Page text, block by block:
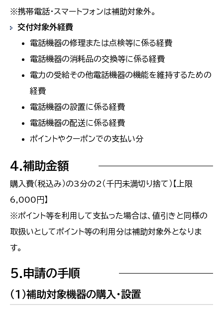
※携帯電話・スマートフォンは補助対象外。
交付対象外経費
電話機器の修理または点検等に係る経費
電話機器の消耗品の交換等に係る経費
電力の受給その他電話機器の機能を維持するための
経費
電話機器の設置に係る経費
電話機器の配送に係る経費
ポイントやクーポンでの支払い分
4.補助金額
購入費（税込み）の3分の2（千円未満切り捨て）【上限
6,000円】
※ポイント等を利用して支払った場合は、値引きと同様の
取扱いとしてポイント等の利用分は補助対象外となりま
す。
5.申請の手順
（1）補助対象機器の購入・設置